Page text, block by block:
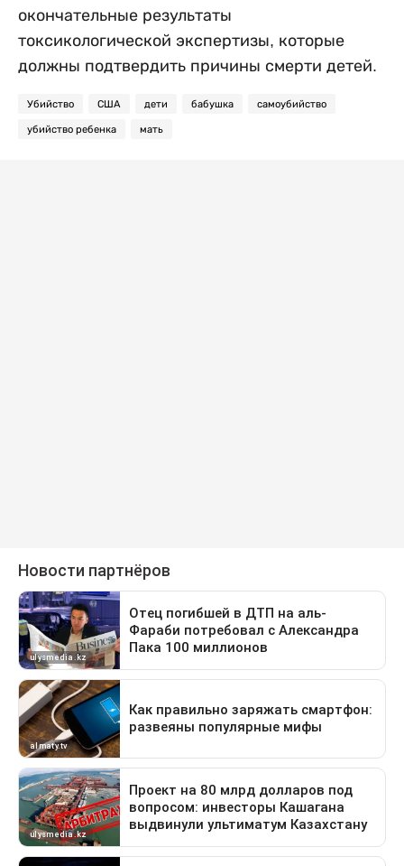
окончательные результаты
токсикологической экспертизы, которые
должны подтвердить причины смерти детей.
Убийство США дети бабушка самоубийство
убийство ребенка мать